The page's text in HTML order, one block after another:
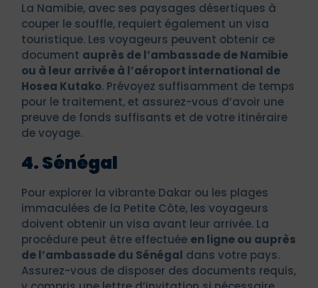
La Namibie, avec ses paysages désertiques à
couper le souffle, requiert également un visa
touristique. Les voyageurs peuvent obtenir ce
document auprès de l’ambassade de Namibie
ou à leur arrivée à l’aéroport international de
Hosea Kutako. Prévoyez suffisamment de temps
pour le traitement, et assurez-vous d’avoir une
preuve de fonds suffisants et de votre itinéraire
de voyage.
4. Sénégal
Pour explorer la vibrante Dakar ou les plages
immaculées de la Petite Côte, les voyageurs
doivent obtenir un visa avant leur arrivée. La
procédure peut être effectuée en ligne ou auprès
de l’ambassade du Sénégal dans votre pays.
Assurez-vous de disposer des documents requis,